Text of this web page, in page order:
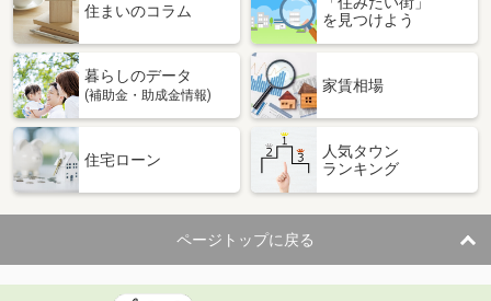
住まいのコラム
を見つけよう
暮らしのデータ
(補助金・助成金情報)
家賃相場
住宅ローン
人気タウン
ランキング
ページトップに戻る